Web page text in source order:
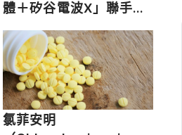
體＋矽谷電波X」聯手，
開啟高階養膚新世代
氯菲安明